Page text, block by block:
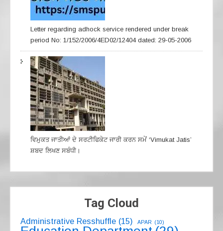
Letter regarding adhock service rendered under break
period No: 1/152/2006/4ED02/12404 dated: 29-05-2006
ਵਿਮੁਕਤ ਜਾਤੀਆਂ ਦੇ ਸਰਟੀਫਿਕੇਟ ਜਾਰੀ ਕਰਨ ਸਮੇਂ ‘Vimukat Jatis’
ਸ਼ਬਦ ਲਿਖਣ ਸਬੰਧੀ।
Tag Cloud
Administrative Resshuffle (15) APAR (10)